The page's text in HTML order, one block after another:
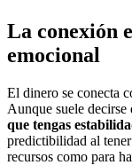
La conexión
emocional
El dinero se conecta
Aunque suele
que tengas
predictibilidad al
recursos como para